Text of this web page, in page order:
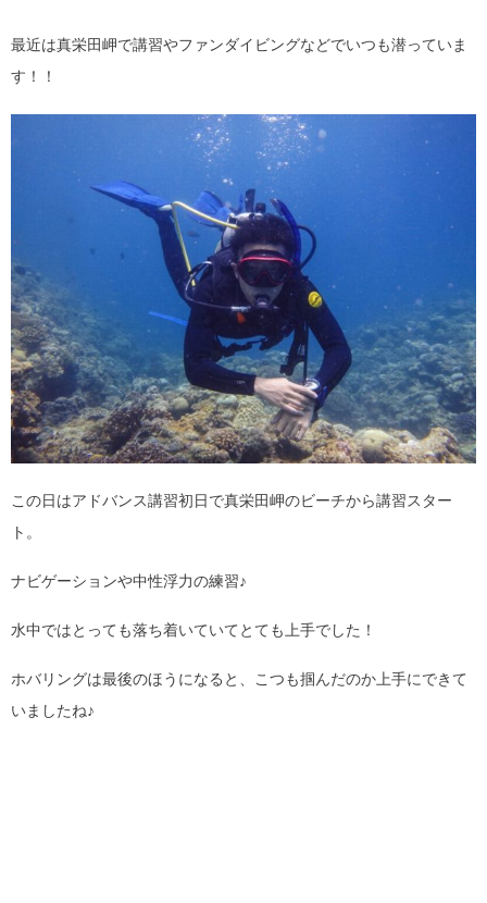
最近は真栄田岬で講習やファンダイビングなどでいつも潜っていま
す！！
この日はアドバンス講習初日で真栄田岬のビーチから講習スター
ト。
ナビゲーションや中性浮力の練習♪
水中ではとっても落ち着いていてとても上手でした！
ホバリングは最後のほうになると、こつも掴んだのか上手にできて
いましたね♪